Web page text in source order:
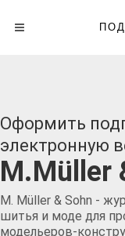
Оформить
электронную
M.Müller
M. Müller & Sohn -
шитья и моде для
модельеров-